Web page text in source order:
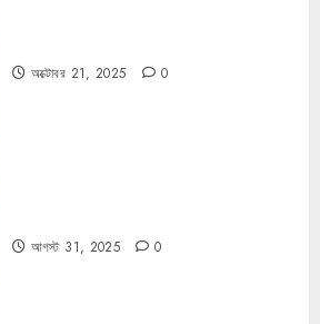
অক্টোবর 21, 2025 0
আগস্ট 31, 2025 0